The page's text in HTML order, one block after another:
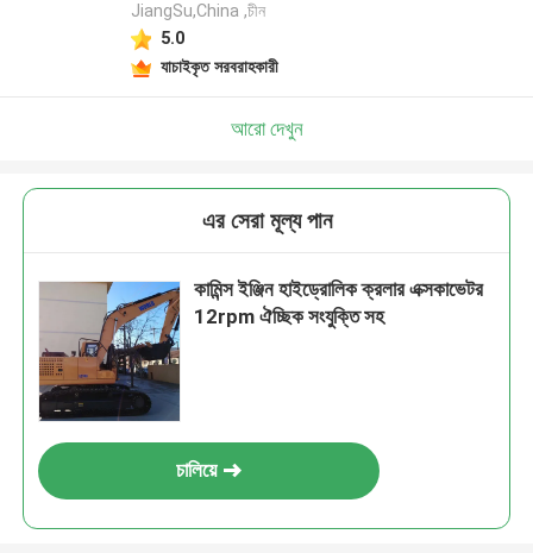
JiangSu,China ,চীন
5.0
যাচাইকৃত সরবরাহকারী
আরো দেখুন
এর সেরা মূল্য পান
কামিন্স ইঞ্জিন হাইড্রোলিক ক্রলার এক্সকাভেটর
12rpm ঐচ্ছিক সংযুক্তি সহ
চালিয়ে